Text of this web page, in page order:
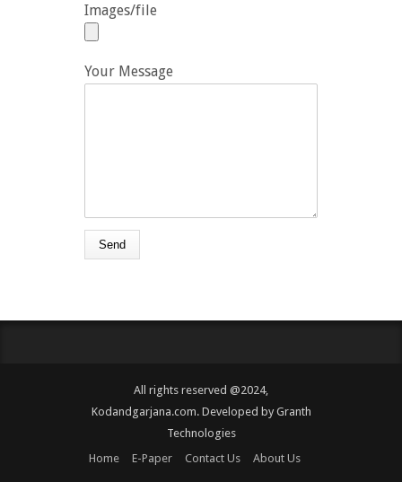
Images/file
Your Message
All rights reserved @2024,
Kodandgarjana.com. Developed by Granth
Technologies
Home
E-Paper Contact Us About Us